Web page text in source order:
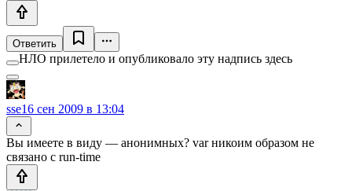
Ответить
НЛО прилетело и опубликовало эту надпись здесь
sse16 сен 2009 в 13:04
Вы имеете в виду — анонимных? var никоим образом не
связано с run-time